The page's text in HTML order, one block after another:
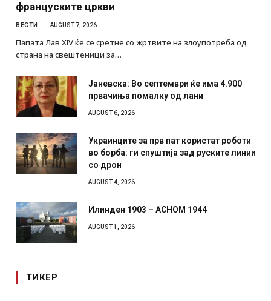
француските цркви
ВЕСТИ AUGUST 7, 2026
Папата Лав XIV ќе се сретне со жртвите на злоупотреба од
страна на свештеници за…
Јаневска: Во септември ќе има 4.900
првачиња помалку од лани
AUGUST 6, 2026
Украинците за прв пат користат роботи
во борба: ги спуштија зад руските линии
со дрон
AUGUST 4, 2026
Илинден 1903 – АСНОМ 1944
AUGUST 1, 2026
ТИКЕР